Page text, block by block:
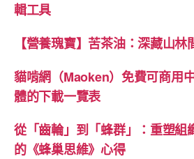
輯工具
【營養瑰寶】苦茶油：深藏山林
貓啃網（Maoken）免費可商用
體的下載一覽表
從「齒輪」到「蜂群」：重塑組
的《蜂巢思維》心得